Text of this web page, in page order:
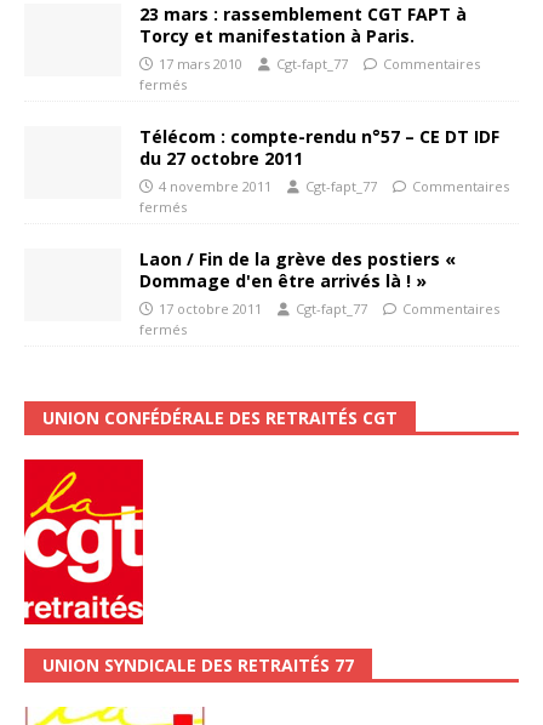
23 mars : rassemblement CGT FAPT à
Torcy et manifestation à Paris.
17 mars 2010 Cgt-fapt_77
Commentaires
fermés
Télécom : compte-rendu n°57 – CE DT IDF
du 27 octobre 2011
4 novembre 2011 Cgt-fapt_77
Commentaires
fermés
Laon / Fin de la grève des postiers «
Dommage d'en être arrivés là ! »
17 octobre 2011 Cgt-fapt_77
Commentaires
fermés
UNION CONFÉDÉRALE DES RETRAITÉS CGT
UNION SYNDICALE DES RETRAITÉS 77